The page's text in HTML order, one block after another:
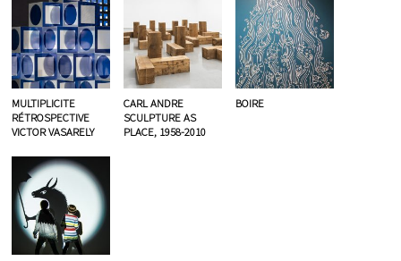
MULTIPLICITE
RÉTROSPECTIVE
VICTOR VASARELY
CARL ANDRE
SCULPTURE AS
PLACE, 1958-2010
BOIRE